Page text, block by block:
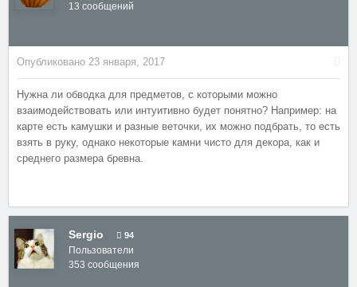
13 сообщений
Опубликовано 23 января, 2017
Нужна ли обводка для предметов, с которыми можно
взаимодействовать или интуитивно будет понятно? Например: на
карте есть камушки и разные веточки, их можно подбрать, то есть
взять в руку, однако некоторые камни чисто для декора, как и
среднего размера бревна.
Sergio 94
Пользователи
353 сообщения